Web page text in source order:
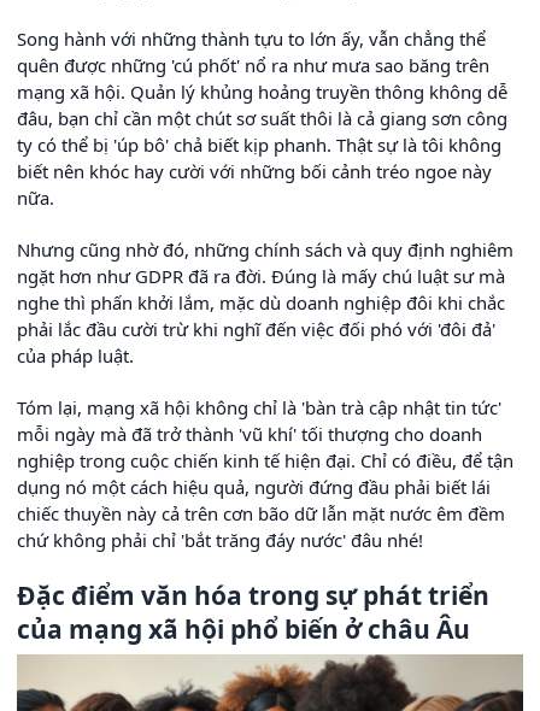
Song hành với những thành tựu to lớn ấy, vẫn chẳng thể
quên được những 'cú phốt' nổ ra như mưa sao băng trên
mạng xã hội. Quản lý khủng hoảng truyền thông không dễ
đâu, bạn chỉ cần một chút sơ suất thôi là cả giang sơn công
ty có thể bị 'úp bô' chả biết kịp phanh. Thật sự là tôi không
biết nên khóc hay cười với những bối cảnh tréo ngoe này
nữa.
Nhưng cũng nhờ đó, những chính sách và quy định nghiêm
ngặt hơn như GDPR đã ra đời. Đúng là mấy chú luật sư mà
nghe thì phấn khởi lắm, mặc dù doanh nghiệp đôi khi chắc
phải lắc đầu cười trừ khi nghĩ đến việc đối phó với 'đôi đả'
của pháp luật.
Tóm lại, mạng xã hội không chỉ là 'bàn trà cập nhật tin tức'
mỗi ngày mà đã trở thành 'vũ khí' tối thượng cho doanh
nghiệp trong cuộc chiến kinh tế hiện đại. Chỉ có điều, để tận
dụng nó một cách hiệu quả, người đứng đầu phải biết lái
chiếc thuyền này cả trên cơn bão dữ lẫn mặt nước êm đềm
chứ không phải chỉ 'bắt trăng đáy nước' đâu nhé!
Đặc điểm văn hóa trong sự phát triển
của mạng xã hội phổ biến ở châu Âu